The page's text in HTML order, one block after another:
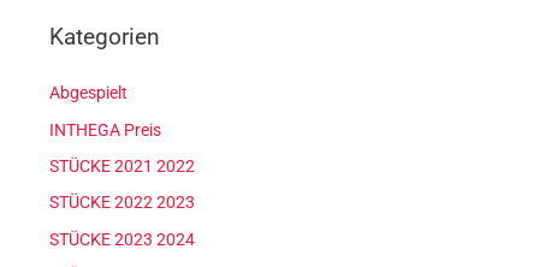
Kategorien
Abgespielt
INTHEGA Preis
STÜCKE 2021 2022
STÜCKE 2022 2023
STÜCKE 2023 2024